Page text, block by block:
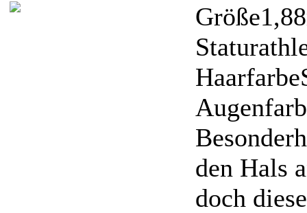
Größe
Statur
Haarfarbe
den Hals
doch